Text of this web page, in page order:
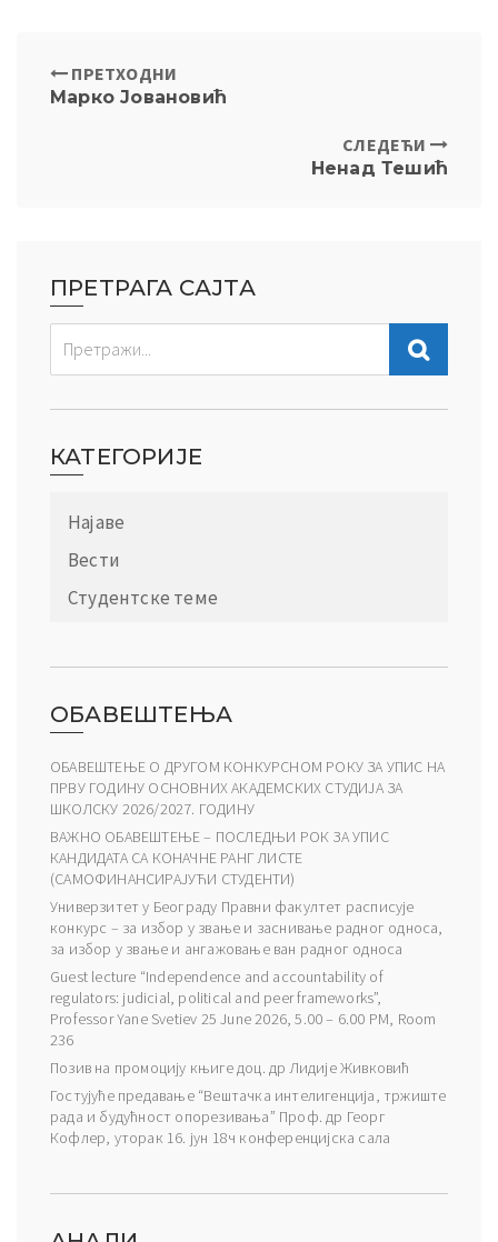
ПРЕТХОДНИ
Марко Јовановић
СЛЕДЕЋИ
Ненад Тешић
ПРЕТРАГА САЈТА
КАТЕГОРИЈЕ
Најаве
Вести
Студентске теме
ОБАВЕШТЕЊА
ОБАВЕШТЕЊЕ О ДРУГОМ КОНКУРСНОМ РОКУ ЗА УПИС НА
ПРВУ ГОДИНУ ОСНОВНИХ АКАДЕМСКИХ СТУДИЈА ЗА
ШКОЛСКУ 2026/2027. ГОДИНУ
ВАЖНО ОБАВЕШТЕЊЕ – ПОСЛЕДЊИ РОК ЗА УПИС
КАНДИДАТА СА КОНАЧНЕ РАНГ ЛИСТЕ
(САМОФИНАНСИРАЈУЋИ СТУДЕНТИ)
Универзитет у Београду Правни факултет расписује
конкурс – за избор у звање и заснивање радног односа,
за избор у звање и ангажовање ван радног односа
Guest lecture “Independence and accountability of
regulators: judicial, political and peer frameworks”,
Professor Yane Svetiev 25 June 2026, 5.00 – 6.00 PM, Room
236
Позив на промоцију књиге доц. др Лидије Живковић
Гостујуће предавање “Вештачка интелигенција, тржиште
рада и будућност опорезивања” Проф. др Георг
Кофлер, уторак 16. јун 18ч конференцијска сала